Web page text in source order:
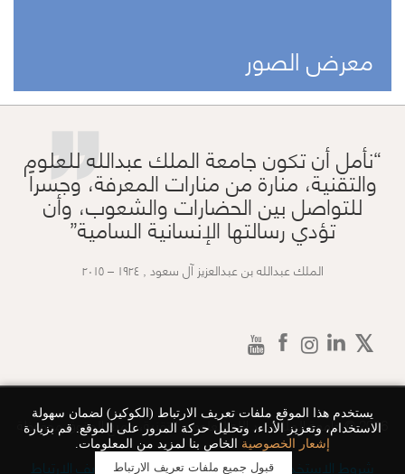
يستخدم هذا الموقع ملفات تعريف الارتباط (الكوكيز) لضمان سهولة
الاستخدام، وتعزيز الأداء، وتحليل حركة المرور على الموقع. قم بزيارة
إشعار الخصوصية الخاص بنا لمزيد من المعلومات.
قبول جميع ملفات تعريف الارتباط
معرض الصور ”
نأمل أن تكون جامعة الملك عبدالله للعلوم
والتقنية، منارة من منارات المعرفة، وجسراً
للتواصل بين الحضارات والشعوب، وأن
تؤدي رسالتها الإنسانية السامية
الملك عبدالله بن عبدالعزيز آل سعود , ١٩٢٤ – ٢٠١٥
2026 © جامعة الملك عبد الله للعلوم و التقنية، جميع الحقوق محفوظة
شروط الاستخدام سياسة الخصوصية ملفات تعريف الارتباط